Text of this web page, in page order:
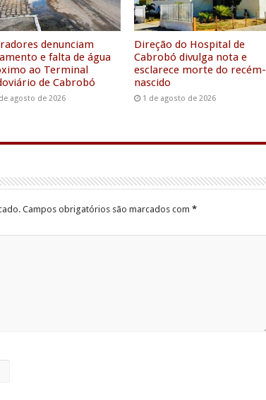
m
e
r
denunciam
e falta de água
ao Terminal
de Cabrobó
agosto de 2026
Direção do Hospital de
Cabrobó divulga nota e
esclarece morte do recém-
nascido
1 de agosto de 2026
Campos obrigatórios são marcados com *